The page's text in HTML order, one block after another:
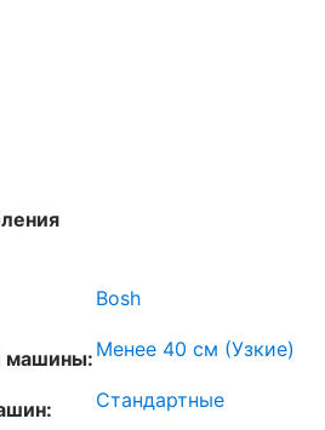
Bosh
машины: Менее 40 см (Узкие)
Стандартные